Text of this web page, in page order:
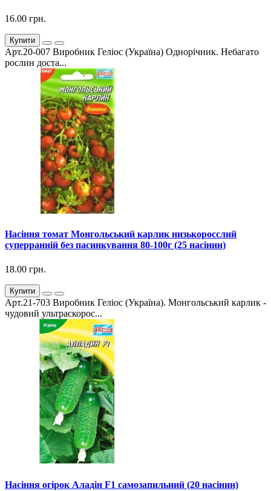
16.00 грн.
Купити
Арт.20-007 Виробник Геліос (Україна) Однорічник. Небагато
рослин доста...
Насіння томат Монгольський карлик низькоросслий
суперранній без пасинкування 80-100г (25 насінин)
18.00 грн.
Купити
Арт.21-703 Виробник Геліос (Україна). Монгольський карлик -
чудовий ультраскорос...
Насіння огірок Аладін F1 самозапильний (20 насінин)